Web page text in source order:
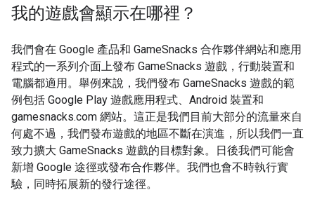
我的遊戲會顯示在哪裡？
我們會在 Google 產品和 GameSnacks 合作夥伴網站和應用
程式的一系列介面上發布 GameSnacks 遊戲，行動裝置和
電腦都適用。舉例來說，我們發布 GameSnacks 遊戲的範
例包括 Google Play 遊戲應用程式、Android 裝置和
gamesnacks.com 網站。這正是我們目前大部分的流量來自
何處不過，我們發布遊戲的地區不斷在演進，所以我們一直
致力擴大 GameSnacks 遊戲的目標對象。日後我們可能會
新增 Google 途徑或發布合作夥伴。我們也會不時執行實
驗，同時拓展新的發行途徑。